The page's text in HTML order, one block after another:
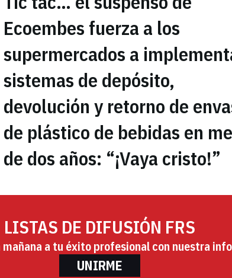
Ecoembes fuerza a los
supermercados a
sistemas de depósito,
devolución y retorno de
de plástico de bebidas en
de dos años: “¡Vaya cristo!”
LISTAS DE DIFUSIÓN FRS
a tu éxito profesional con nuestra
UNIRME